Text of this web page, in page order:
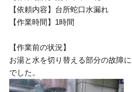
【依頼内容】台所蛇口水漏れ
【作業時間】1時間
【作業前の状況】
お湯と水を切り替える部分の故障
でした。